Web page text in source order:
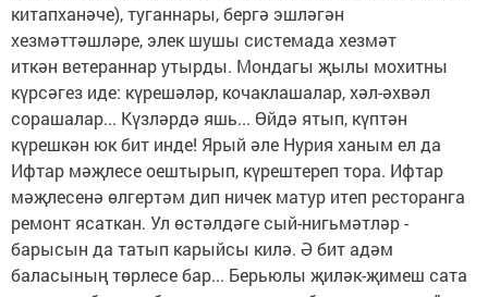
китапханәче), туганнары, бергә эшләгән
хезмәттәшләре, элек шушы системада хезмәт
иткән ветераннар утырды. Мондагы җылы мохитны
күрсәгез иде: күрешәләр, кочаклашалар, хәл-әхвәл
сорашалар... Күзләрдә яшь... Өйдә ятып, күптән
күрешкән юк бит инде! Ярый әле Нурия ханым ел да
Ифтар мәҗлесе оештырып, күрештереп тора. Ифтар
мәҗлесенә өлгертәм дип ничек матур итеп ресторанга
ремонт ясаткан. Ул өстәлдәге сый-нигьмәтләр -
барысын да татып карыйсы килә. Ә бит адәм
баласының төрлесе бар... Берьюлы җиләк-җимеш сата